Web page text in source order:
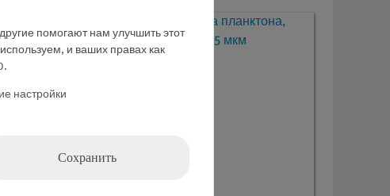
помогают нам улучшить этот
и ваших правах как
.
настройки
Сохранить